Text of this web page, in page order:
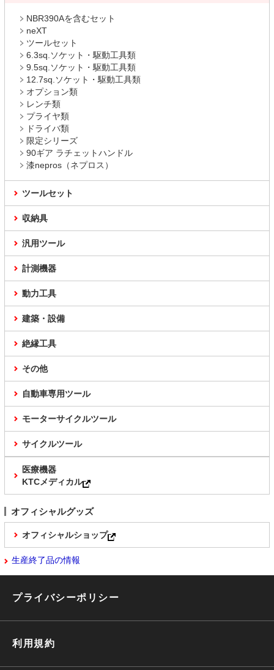
NBR390Aを含むセット
neXT
ツールセット
6.3sq.ソケット・駆動工具類
9.5sq.ソケット・駆動工具類
12.7sq.ソケット・駆動工具類
オプション類
レンチ類
プライヤ類
ドライバ類
限定シリーズ
90ギア ラチェットハンドル
漆nepros（ネプロス）
ツールセット
収納具
汎用ツール
計測機器
動力工具
建築・設備
絶縁工具
その他
自動車専用ツール
モーターサイクルツール
サイクルツール
医療機器
KTCメディカル
オフィシャルグッズ
オフィシャルショップ
生産終了品の情報
プライバシーポリシー
利用規約